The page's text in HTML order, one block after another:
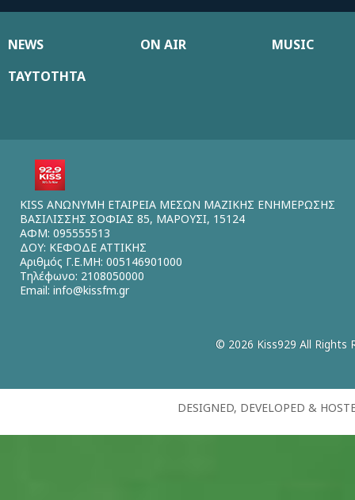
NEWS ON AIR
MUSIC
ΤΑΥΤΟΤΗΤΑ
KISS ΑΝΩΝΥΜΗ ΕΤΑΙΡΕΙΑ ΜΕΣΩΝ ΜΑΖΙΚΗΣ ΕΝΗΜΕΡΩΣΗΣ
ΒΑΣΙΛΙΣΣΗΣ ΣΟΦΙΑΣ 85, ΜΑΡΟΥΣΙ, 15124
ΑΦΜ: 095555513
ΔΟΥ: ΚΕΦΟΔΕ ΑΤΤΙΚΗΣ
Αριθμός Γ.Ε.ΜΗ: 005146901000
Τηλέφωνο: 2108050000
Email: info@kissfm.gr
© 2026 Kiss929 All Rights
DESIGNED, DEVELOPED &